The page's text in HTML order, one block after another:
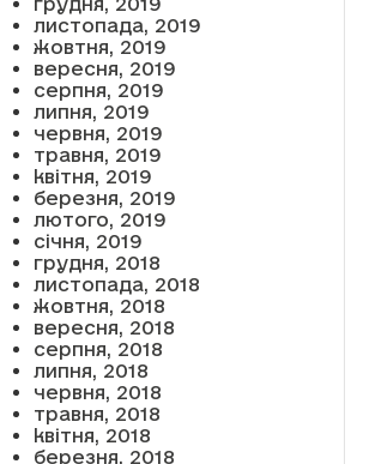
листопада, 2019
жовтня, 2019
вересня, 2019
серпня, 2019
липня, 2019
червня, 2019
травня, 2019
квітня, 2019
березня, 2019
лютого, 2019
січня, 2019
грудня, 2018
листопада, 2018
жовтня, 2018
вересня, 2018
серпня, 2018
липня, 2018
червня, 2018
травня, 2018
квітня, 2018
березня, 2018